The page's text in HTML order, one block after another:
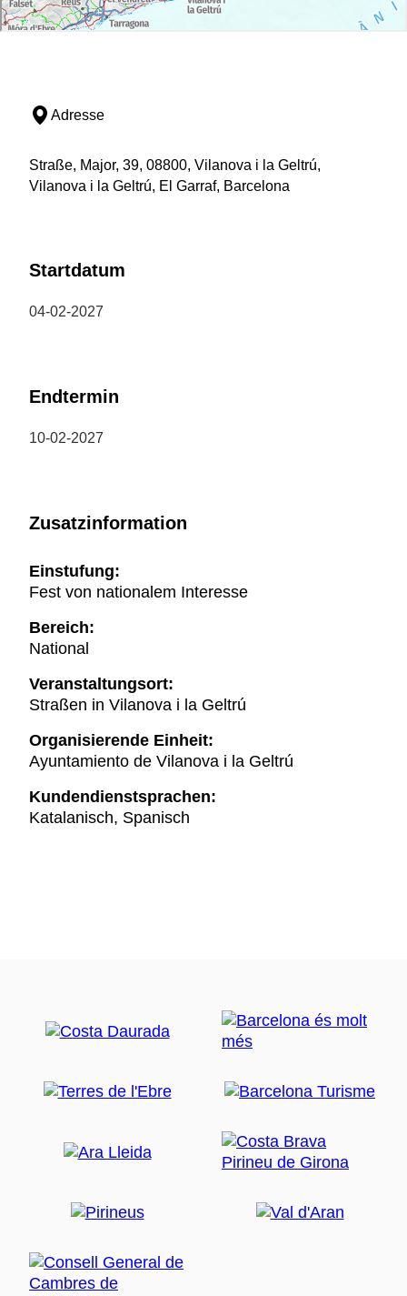
Adresse
Straße, Major, 39, 08800, Vilanova i la Geltrú,
Vilanova i la Geltrú, El Garraf, Barcelona
Startdatum
04-02-2027
Endtermin
10-02-2027
Zusatzinformation
Einstufung:
Fest von nationalem Interesse
Bereich:
National
Veranstaltungsort:
Straßen in Vilanova i la Geltrú
Organisierende Einheit:
Ayuntamiento de Vilanova i la Geltrú
Kundendienstsprachen:
Katalanisch, Spanisch